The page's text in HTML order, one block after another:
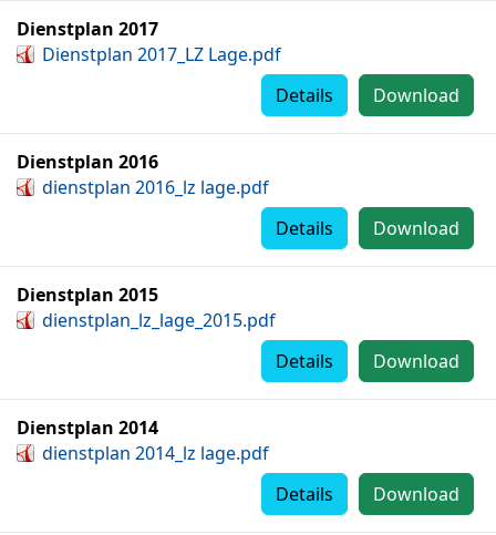
Dienstplan 2017
Dienstplan 2017_LZ Lage.pdf
Download
Details
Dienstplan 2016
dienstplan 2016_lz lage.pdf
Download
Details
Dienstplan 2015
dienstplan_lz_lage_2015.pdf
Download
Details
Dienstplan 2014
dienstplan 2014_lz lage.pdf
Download
Details